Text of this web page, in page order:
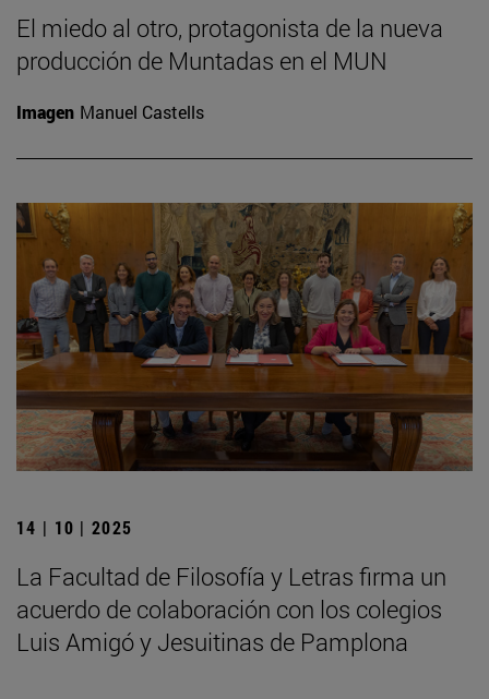
El miedo al otro, protagonista de la nueva
producción de Muntadas en el MUN
Imagen Manuel Castells
14 | 10 | 2025
La Facultad de Filosofía y Letras firma un
acuerdo de colaboración con los colegios
Luis Amigó y Jesuitinas de Pamplona